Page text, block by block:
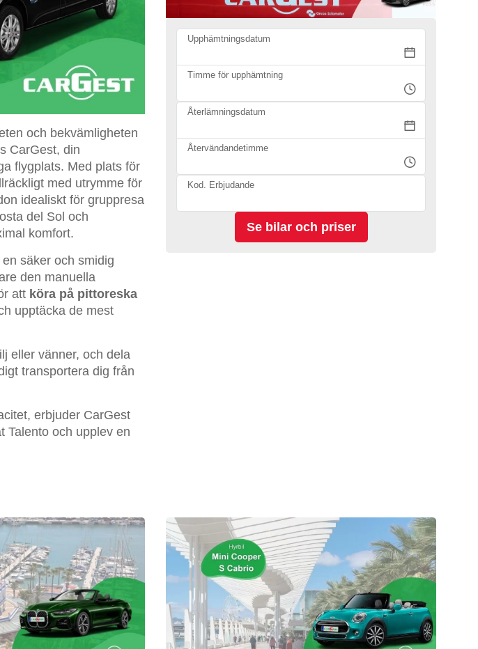
och bekvämligheten
CarGest, din
flygplats. Med plats för
med utrymme för
idealiskt för gruppresa
del Sol och
komfort.
säker och smidig
den manuella
att köra på pittoreska
upptäcka de mest
eller vänner, och dela
transportera dig från
erbjuder CarGest
Talento och upplev en
Upphämtningsdatum
Timme för upphämtning
Återlämningsdatum
Återvändandetimme
Kod. Erbjudande